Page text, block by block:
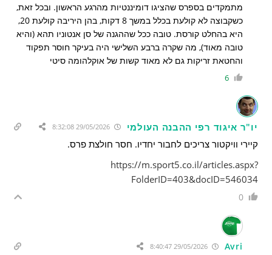
מתמקדים בספרס שהציגו דומיננטיות מהרגע הראשון. ובכל זאת,
כשקבוצה לא קולעת בכלל במשך 8 דקות, בהן היריבה קולעת 20,
היא בהחלט קורסת. טובה ככל שההגנה של סן אנטוניו תהא (והיא
טובה מאוד), מה שקרה ברבע השלישי היה בעיקר חוסר תפקוד
והחטאת זריקות גם לא מאוד קשות של אוקלהומה סיטי
6
יו"ר איגוד רפי ההבנה העולמי 29/05/2026 8:32:08
קיירי וויקטור צריכים לחבור יחדיו. חסר חולצת פרס.
https://m.sport5.co.il/articles.aspx?
FolderID=403&docID=546034
0
Avri
29/05/2026 8:40:47